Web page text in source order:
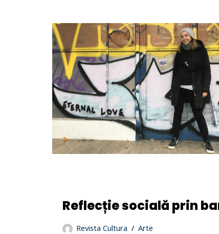
Reflecție socială prin
Revista Cultura Arte